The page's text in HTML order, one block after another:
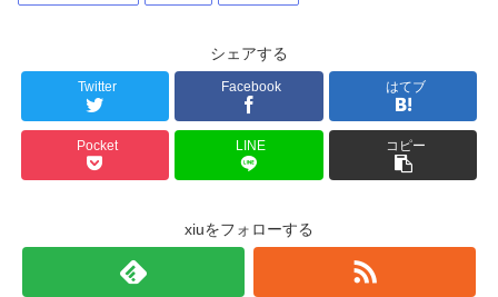
シェアする
Twitter Facebook はてブ
Pocket LINE コピー
xiuをフォローする